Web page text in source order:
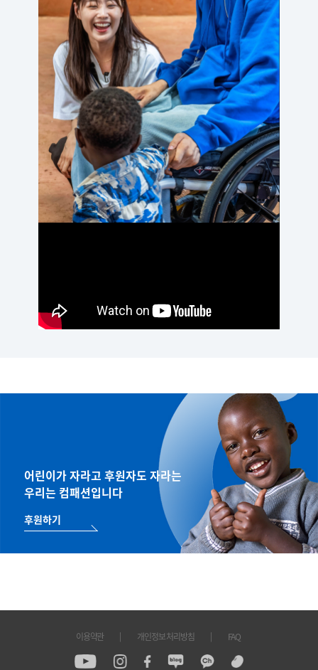
어린이가 자라고 후원자도 자라는
우리는 컴패션입니다
후원하기
이용약관 개인정보 처리방침 FAQ